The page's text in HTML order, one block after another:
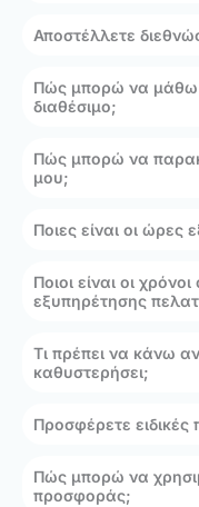
Αποστέλλετε
Πώς μπορώ να μάθω
διαθέσιμο;
Πώς μπορώ να
μου;
Ποιες είναι οι
Ποιοι είναι οι
εξυπηρέτησης
Τι πρέπει να κάνω
καθυστερήσει;
Προσφέρετε
Πώς μπορώ να
προσφοράς;